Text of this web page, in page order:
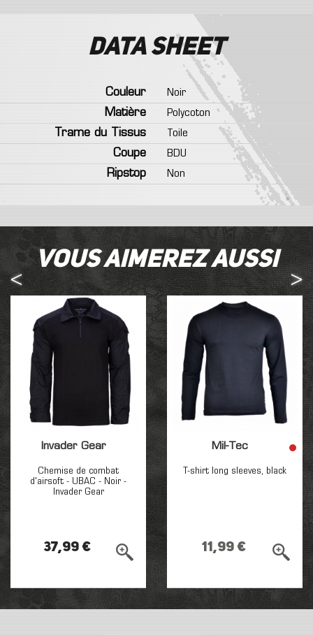
Data sheet
Couleur
Noir
Matière
Polycoton
Trame du Tissus
Toile
Coupe
BDU
Ripstop
Non
Vous aimerez aussi
Invader Gear
Chemise de combat
d'airsoft - UBAC - Noir -
Invader Gear
37,99 €
Mil-Tec
T-shirt long sleeves, black
11,99 €